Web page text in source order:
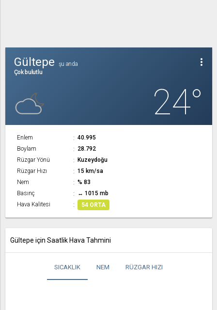
more_vert
Gültepe
şu anda
Çok bulutlu
24°
Enlem
40.995
Boylam
28.792
Rüzgar Yönü
Kuzeydoğu
Rüzgar Hızı
15 km/sa
Nem
% 83
Basınç
↔ 1015 mb
Hava Kalitesi
54 ORTA
Gültepe için Saatlik Hava Tahmini
SICAKLIK NEM RÜZGAR HIZI